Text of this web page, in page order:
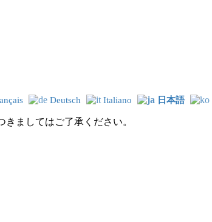
Deutsch Italiano 日本語
ましてはご了承ください。